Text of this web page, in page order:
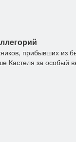
прибывших из
за особый